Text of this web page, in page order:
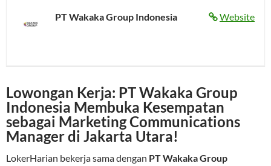
Website
PT Wakaka Group Indonesia
Lowongan Kerja: PT Wakaka Group
Indonesia Membuka Kesempatan
sebagai Marketing Communications
Manager di Jakarta Utara!
LokerHarian bekerja sama dengan PT Wakaka Group